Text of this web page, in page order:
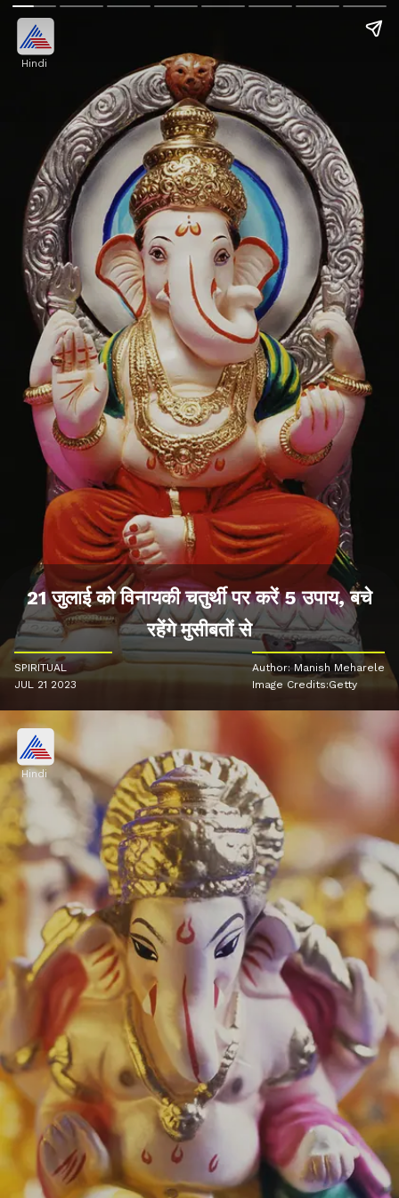
Hindi
21 जुलाई को विनायकी चतुर्थी पर करें 5 उपाय, बचे
रहेंगे मुसीबतों से
SPIRITUAL
JUL 21 2023
Author: Manish Meharele
Image Credits:Getty
Hindi